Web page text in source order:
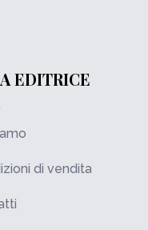
EDITRICE
di vendita